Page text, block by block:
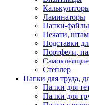
Ламинаторы
Папки-файлы
Печати,
Подставки
Портфели,
Степлер
Папки для труда,
Папки для
Папки для